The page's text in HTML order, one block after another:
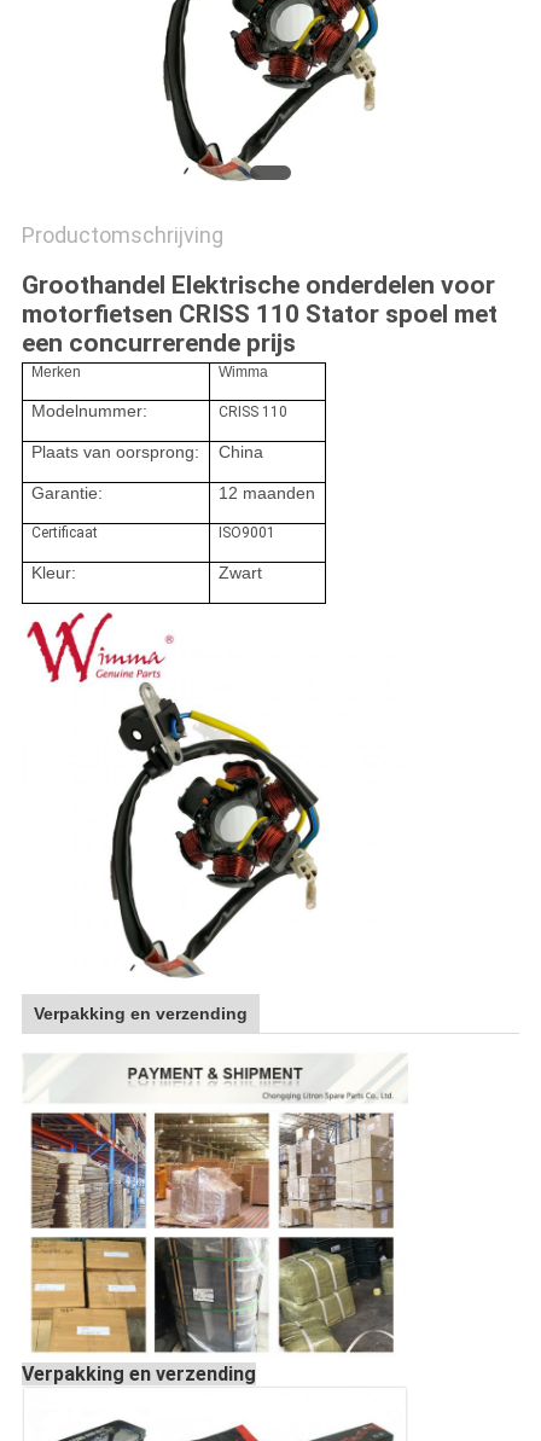
Productomschrijving
Groothandel Elektrische onderdelen voor
motorfietsen CRISS 110 Stator spoel met
een concurrerende prijs
Merken Wimma
Modelnummer: CRISS 110
Plaats van oorsprong: China
Garantie: 12 maanden
Certificaat ISO9001
Kleur: Zwart
Verpakking en verzending
Verpakking en verzending